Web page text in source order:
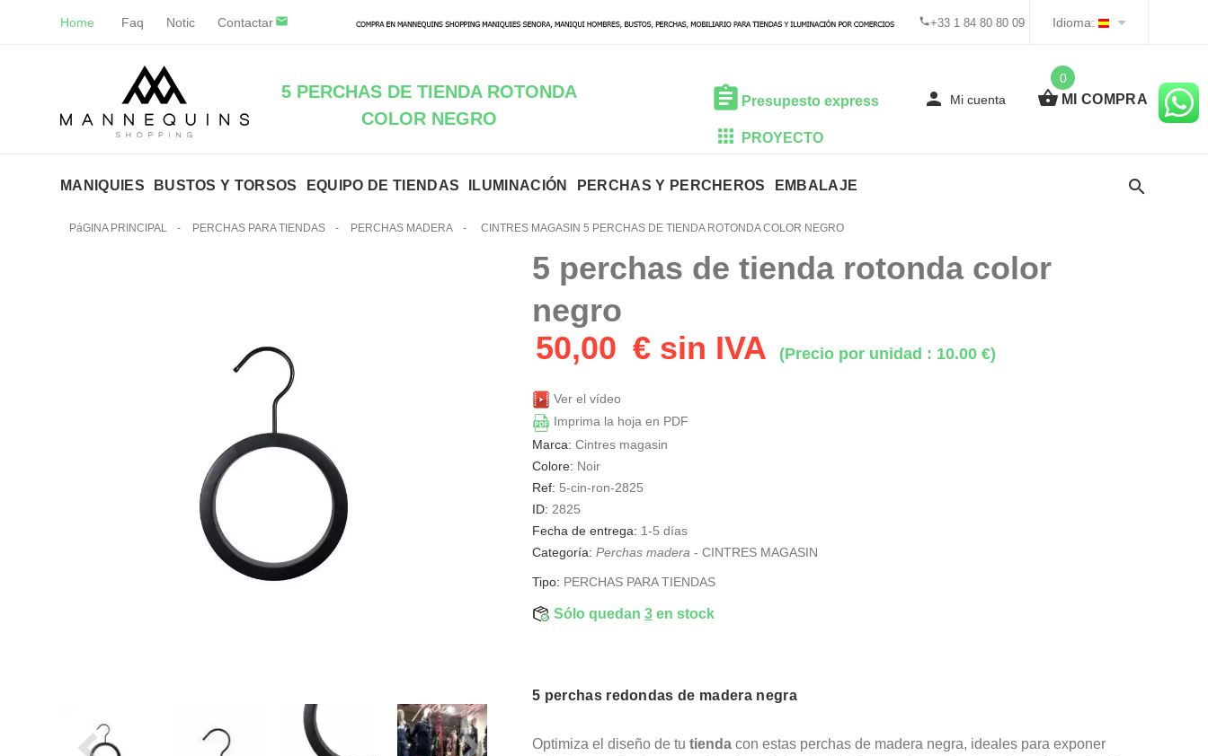
Home Faq Notic Contactar +33 1 84 80 80 09 Idioma:
5 PERCHAS DE TIENDA ROTONDA
COLOR NEGRO
Presupesto express
PROYECTO
Mi cuenta
0
MI COMPRA
MANIQUIES BUSTOS Y TORSOS EQUIPO DE TIENDAS ILUMINACIÓN PERCHAS Y PERCHEROS EMBALAJE
PáGINA PRINCIPAL - PERCHAS PARA TIENDAS - PERCHAS MADERA - CINTRES MAGASIN 5 PERCHAS DE TIENDA ROTONDA COLOR NEGRO
5 perchas de tienda rotonda color
negro
50,00 € sin IVA (Precio por unidad : 10.00 €)
Ver el vídeo
Imprima la hoja en PDF
Marca: Cintres magasin
Colore: Noir
Ref: 5-cin-ron-2825
ID: 2825
Fecha de entrega: 1-5 días
Categoría: Perchas madera - CINTRES MAGASIN
Tipo: PERCHAS PARA TIENDAS
Sólo quedan 3 en stock
5 perchas redondas de madera negra
Optimiza el diseño de tu tienda con estas perchas de madera negra, ideales para exponer